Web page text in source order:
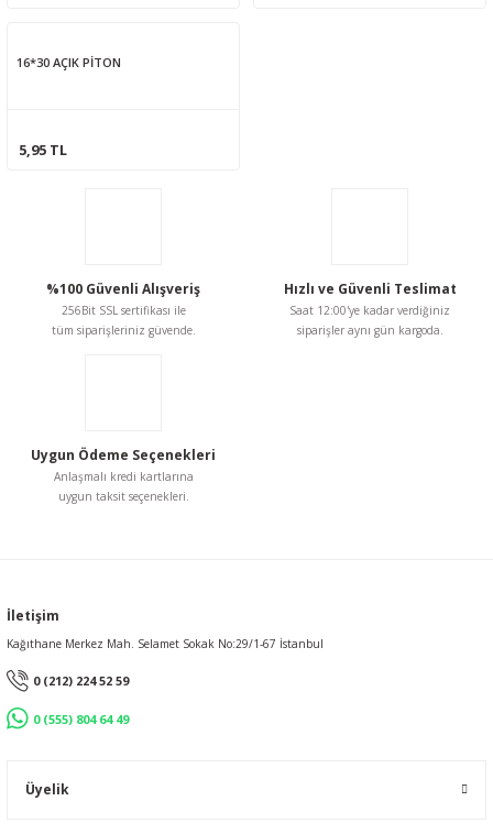
16*30 AÇIK PİTON
5,95 TL
%100 Güvenli Alışveriş
256Bit SSL sertifikası ile
tüm siparişleriniz güvende.
Hızlı ve Güvenli Teslimat
Saat 12:00'ye kadar verdiğiniz
siparişler aynı gün kargoda.
Uygun Ödeme Seçenekleri
Anlaşmalı kredi kartlarına
uygun taksit seçenekleri.
İletişim
Kağıthane Merkez Mah. Selamet Sokak No:29/1-67 İstanbul
0 (212) 224 52 59
0 (555) 804 64 49
Üyelik